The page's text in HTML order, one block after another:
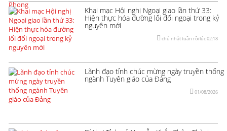
Khai mạc Hội nghị Ngoại giao lần thứ 33:
Hiện thực hóa đường lối đối ngoại trong kỷ
nguyên mới
chủ nhật tuần rồi lúc 02:18
Lãnh đạo tỉnh chúc mừng ngày truyền thống
ngành Tuyên giáo của Đảng
01/08/2026